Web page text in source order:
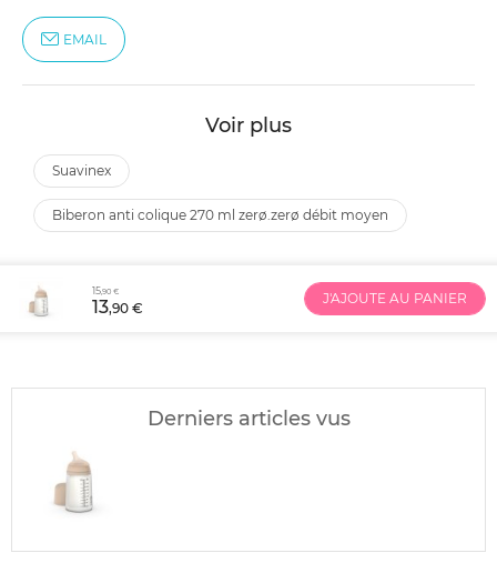
EMAIL
Voir plus
suavinex
biberon anti colique 270 ml zerø.zerø débit moyen
15,90 €
13,90 €
J'AJOUTE AU PANIER
Derniers articles vus